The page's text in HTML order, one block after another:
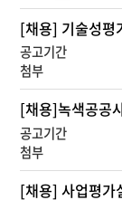
식
>
채
용
정
보
>
채
용
공
[채용] 기술성평
[채용]녹색공공
[채용] 사업평가